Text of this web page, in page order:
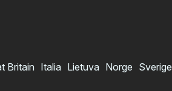
Britain Italia Lietuva Norge Sverige